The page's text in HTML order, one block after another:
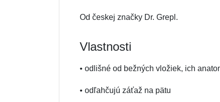
Od českej značky Dr. Grepl.
Vlastnosti
• odlišné od bežných vložiek, ich
• odľahčujú záťaž na pätu